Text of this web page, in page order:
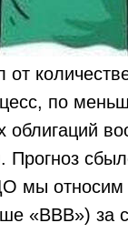
по
относим
«BBB») за